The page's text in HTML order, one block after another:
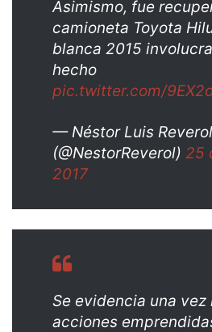
Asimismo, fue
camioneta Toyota
blanca 2015
hecho
pic.twitter.com/
— Néstor Luis Reverol
(@NestorReverol) 25
2017
Se evidencia una vez
acciones